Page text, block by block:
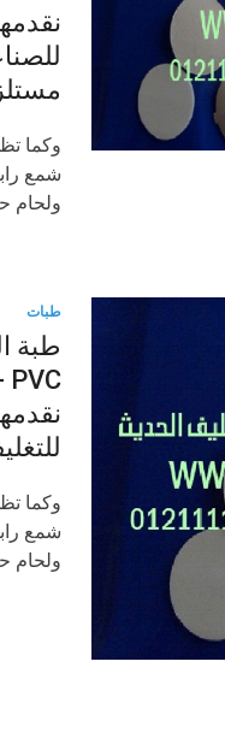
وكما
شمع
ولحام
طبات
وكما
شمع
ولحام